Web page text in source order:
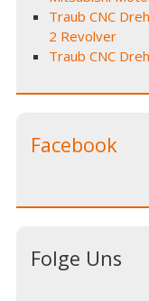
Traub CNC
2 Revolver
Traub CNC
Facebook
Folge Uns